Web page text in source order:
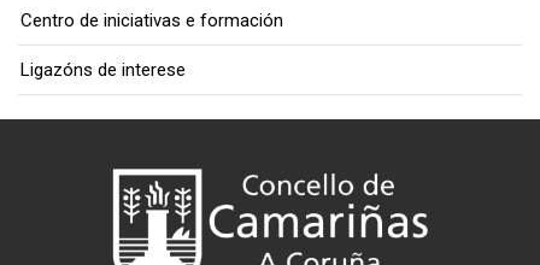
Centro de iniciativas e formación
Ligazóns de interese